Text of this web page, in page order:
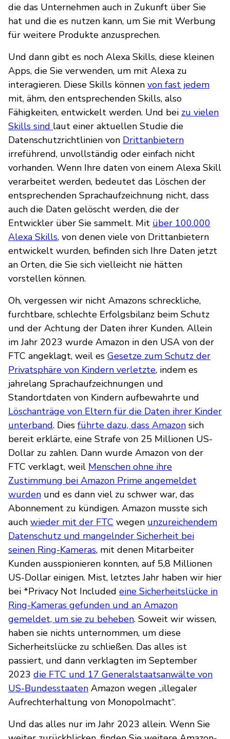
die das Unternehmen auch in Zukunft über Sie
hat und die es nutzen kann, um Sie mit Werbung
für weitere Produkte anzusprechen.
Und dann gibt es noch Alexa Skills, diese kleinen
Apps, die Sie verwenden, um mit Alexa zu
interagieren. Diese Skills können von fast jedem
mit, ähm, den entsprechenden Skills, also
Fähigkeiten, entwickelt werden. Und bei zu vielen
Skills sind laut einer aktuellen Studie die
Datenschutzrichtlinien von Drittanbietern
irreführend, unvollständig oder einfach nicht
vorhanden. Wenn Ihre daten von einem Alexa Skill
verarbeitet werden, bedeutet das Löschen der
entsprechenden Sprachaufzeichnung nicht, dass
auch die Daten gelöscht werden, die der
Entwickler über Sie sammelt. Mit über 100.000
Alexa Skills, von denen viele von Drittanbietern
entwickelt wurden, befinden sich Ihre Daten jetzt
an Orten, die Sie sich vielleicht nie hätten
vorstellen können.
Oh, vergessen wir nicht Amazons schreckliche,
furchtbare, schlechte Erfolgsbilanz beim Schutz
und der Achtung der Daten ihrer Kunden. Allein
im Jahr 2023 wurde Amazon in den USA von der
FTC angeklagt, weil es Gesetze zum Schutz der
Privatsphäre von Kindern verletzte, indem es
jahrelang Sprachaufzeichnungen und
Standortdaten von Kindern aufbewahrte und
Löschanträge von Eltern für die Daten ihrer Kinder
unterband. Dies führte dazu, dass Amazon sich
bereit erklärte, eine Strafe von 25 Millionen US-
Dollar zu zahlen. Dann wurde Amazon von der
FTC verklagt, weil Menschen ohne ihre
Zustimmung bei Amazon Prime angemeldet
wurden und es dann viel zu schwer war, das
Abonnement zu kündigen. Amazon musste sich
auch wieder mit der FTC wegen unzureichendem
Datenschutz und mangelnder Sicherheit bei
seinen Ring-Kameras, mit denen Mitarbeiter
Kunden ausspionieren konnten, auf 5,8 Millionen
US-Dollar einigen. Mist, letztes Jahr haben wir hier
bei *Privacy Not Included eine Sicherheitslücke in
Ring-Kameras gefunden und an Amazon
gemeldet, um sie zu beheben. Soweit wir wissen,
haben sie nichts unternommen, um diese
Sicherheitslücke zu schließen. Das alles ist
passiert, und dann verklagten im September
2023 die FTC und 17 Generalstaatsanwälte von
US-Bundesstaaten Amazon wegen „illegaler
Aufrechterhaltung von Monopolmacht“.
Und das alles nur im Jahr 2023 allein. Wenn Sie